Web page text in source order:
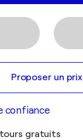
Proposer un prix
confiance
gratuits